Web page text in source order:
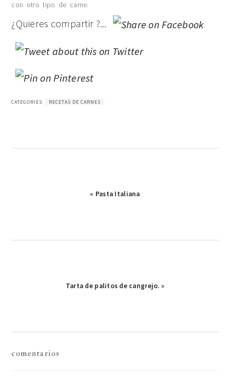
con otro tipo de carne.
¿Quieres compartir ?...
CATEGORIES: RECETAS DE CARNES
Publicación
« Pasta Italiana
Publicación
Tarta de palitos de cangrejo. »
interacciones
comentarios